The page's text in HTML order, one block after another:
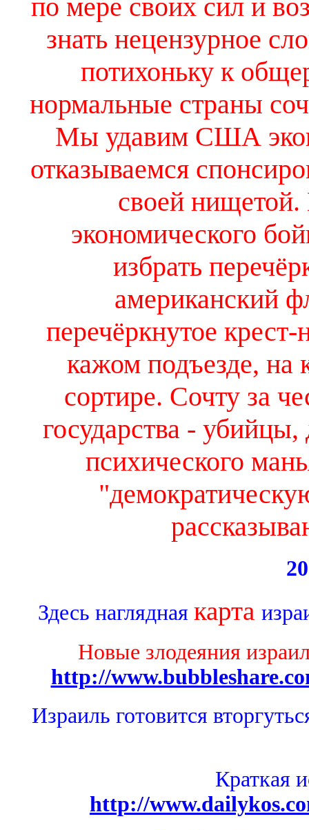
по мере своих сил и
знать нецензурное
потихоньку к
нормальные страны
Мы удавим США
отказываемся
своей
экономического
избрать
американский
перечёркнутое
кажом подъезде, на
сортире. Сочту за
государства -
психического
Здесь наглядная карта
Новые злодеяния
http://
Израиль готовится
Краткая
http://